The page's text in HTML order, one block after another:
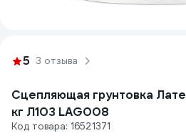
5 3 отзыва
Сцепляющая грунтовка
кг Л103 LAG008
Код товара: 16521371